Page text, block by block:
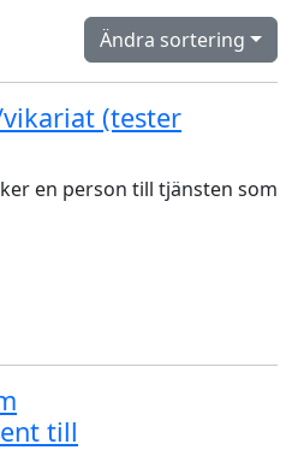
Ändra sortering
(tester
en person till tjänsten som
till